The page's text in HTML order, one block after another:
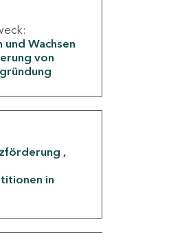
und Wachsen
von
in